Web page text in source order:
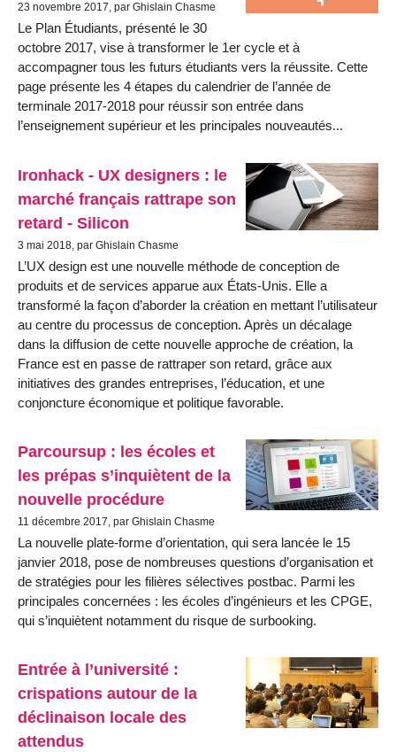
23 novembre 2017, par Ghislain Chasme
Le Plan Étudiants, présenté le 30
octobre 2017, vise à transformer le 1er cycle et à
accompagner tous les futurs étudiants vers la réussite. Cette
page présente les 4 étapes du calendrier de l’année de
terminale 2017-2018 pour réussir son entrée dans
l’enseignement supérieur et les principales nouveautés...
Ironhack - UX designers : le
marché français rattrape son
retard - Silicon
3 mai 2018, par Ghislain Chasme
L’UX design est une nouvelle méthode de conception de
produits et de services apparue aux États-Unis. Elle a
transformé la façon d’aborder la création en mettant l’utilisateur
au centre du processus de conception. Après un décalage
dans la diffusion de cette nouvelle approche de création, la
France est en passe de rattraper son retard, grâce aux
initiatives des grandes entreprises, l’éducation, et une
conjoncture économique et politique favorable.
Parcoursup : les écoles et
les prépas s’inquiètent de la
nouvelle procédure
11 décembre 2017, par Ghislain Chasme
La nouvelle plate-forme d’orientation, qui sera lancée le 15
janvier 2018, pose de nombreuses questions d’organisation et
de stratégies pour les filières sélectives postbac. Parmi les
principales concernées : les écoles d’ingénieurs et les CPGE,
qui s’inquiètent notamment du risque de surbooking.
Entrée à l’université :
crispations autour de la
déclinaison locale des
attendus